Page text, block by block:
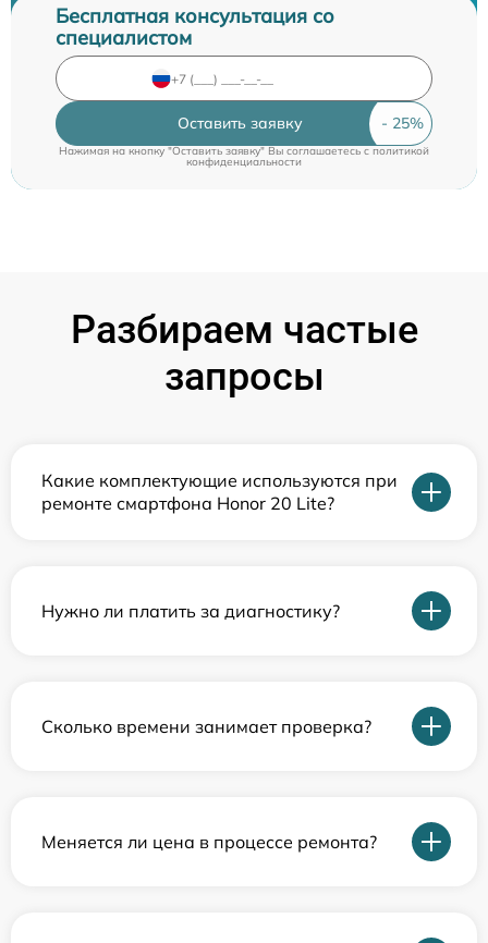
Бесплатная консультация со
специалистом
Оставить заявку
Нажимая на кнопку "Оставить заявку" Вы соглашаетесь cполитикой
конфиденциальности
Разбираем частые
запросы
Какие комплектующие используются при
ремонте смартфона Honor 20 Lite?
Нужно ли платить за диагностику?
Сколько времени занимает проверка?
Меняется ли цена в процессе ремонта?